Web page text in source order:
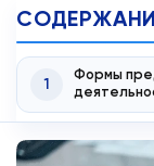
1
Формы